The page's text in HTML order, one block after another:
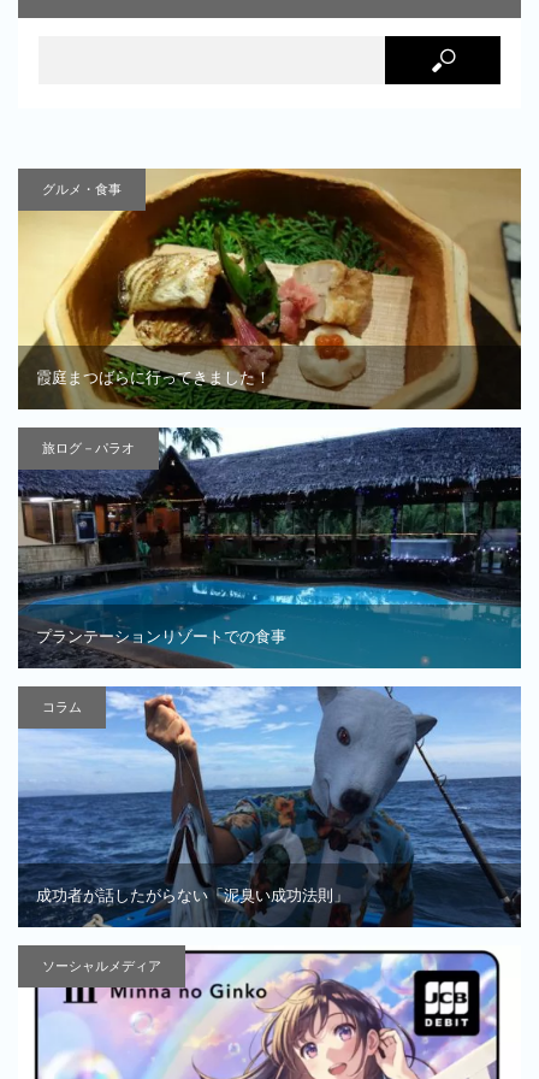
グルメ・食事
霞庭まつばらに行ってきました！
旅ログ－パラオ
プランテーションリゾートでの食事
コラム
成功者が話したがらない「泥臭い成功法則」
ソーシャルメディア